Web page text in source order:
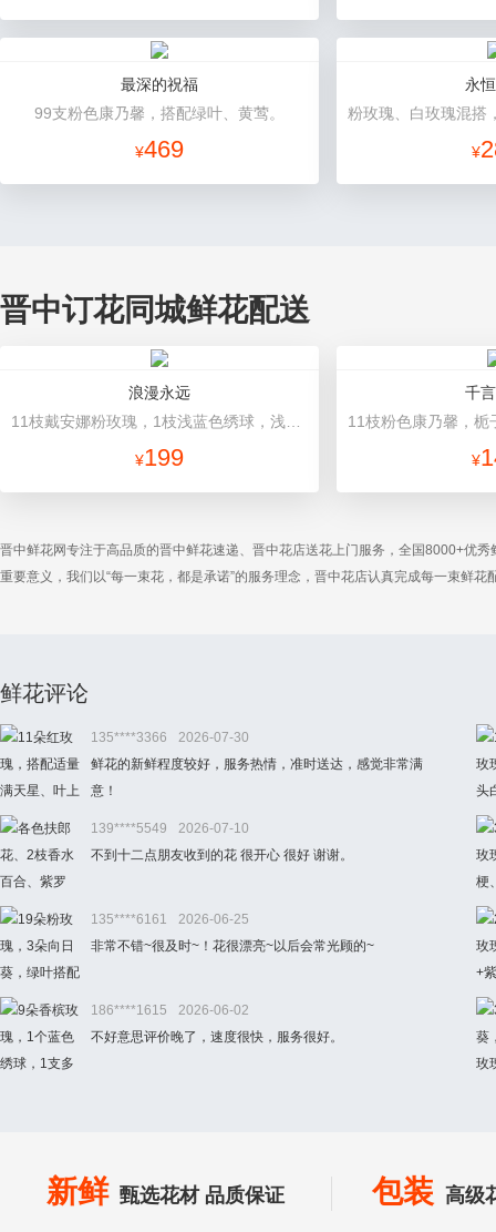
最深的祝福
99支粉色康乃馨，搭配绿叶、黄莺。
¥469
永
¥
晋中订花同城鲜花配送
浪漫永远
¥199
千
¥
晋中鲜花网专注于高品质的晋中鲜花速递、晋中花店送花上门服务，全国8000+优
重要意义，我们以“每一束花，都是承诺”的服务理念，晋中花店认真完成每一束鲜
鲜花评论
135****3366
2026-07-30
鲜花的新鲜程度较好，服务热情，准时送达，感觉非常满
意！
139****5549
2026-07-10
不到十二点朋友收到的花 很开心 很好 谢谢。
135****6161
2026-06-25
非常不错~很及时~！花很漂亮~以后会常光顾的~
186****1615
2026-06-02
不好意思评价晚了，速度很快，服务很好。
新鲜 甄选花材 品质保证 包装 高级